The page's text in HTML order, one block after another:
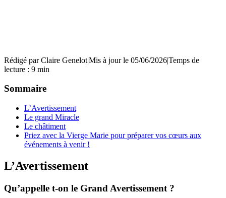
Rédigé parClaire Genelot|Mis à jour le 05/06/2026|Temps de
lecture : 9 min
Sommaire
L’Avertissement
Le grand Miracle
Le châtiment
Priez avec la Vierge Marie pour préparer vos cœurs aux
événements à venir !
L’Avertissement
Qu’appelle t-on le Grand Avertissement ?